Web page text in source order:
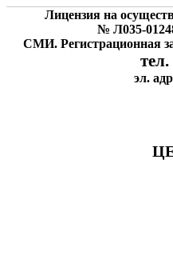
Лицензия на
№ Л035-
СМИ. Регистрационная
эл.